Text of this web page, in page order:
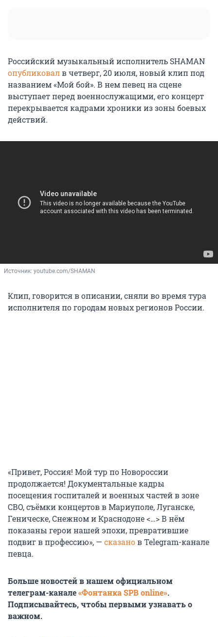
Российский музыкальный исполнитель SHAMAN
опубликовалв четверг, 20 июля, новый клип под
названием «Мой бой». В нем певец на сцене
выступает перед военнослужащими, его концерт
перекрывается кадрами хроники из зоны боевых
действий.
Источник: youtube.com/SHAMAN
Клип, говорится в описании, сняли во время тура
исполнителя по городам новых регионов России.
«Привет, Россия! Мой тур по Новороссии
продолжается! Документальные кадры
посещения госпиталей и военных частей в зоне
СВО, съёмки концертов в Мариуполе, Луганске,
Геническе, Снежном и Краснодоне <…> В нём
показаны герои нашей эпохи, превратившие
подвиг в профессию», — сказанов Telegram-канале
певца.
Больше новостей в нашем официальном
телеграм-канале«Фонтанка SPB online».
Подписывайтесь, чтобы первыми узнавать о
важном.